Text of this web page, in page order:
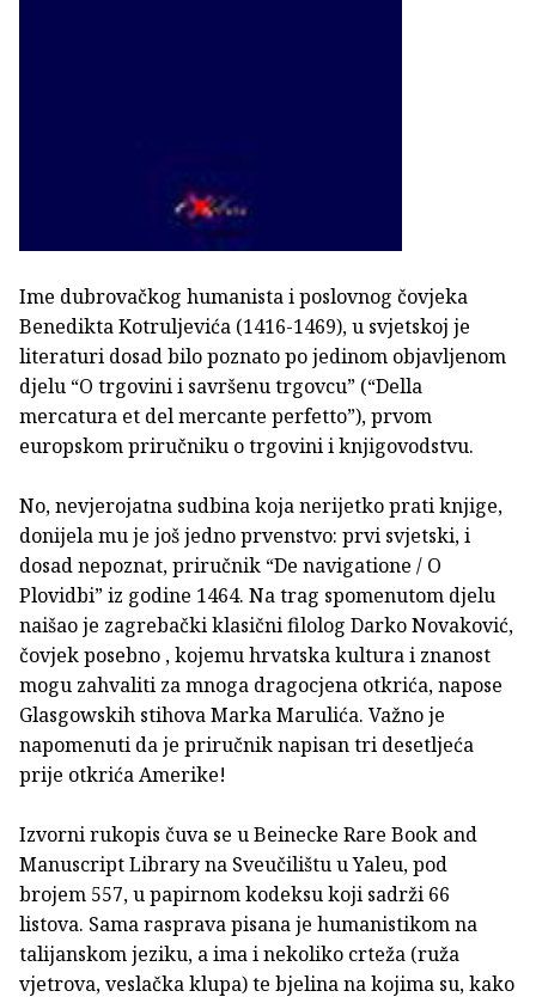
Ime dubrovačkog humanista i poslovnog čovjeka
Benedikta Kotruljevića (1416-1469), u svjetskoj je
literaturi dosad bilo poznato po jedinom objavljenom
djelu “O trgovini i savršenu trgovcu” (“Della
mercatura et del mercante perfetto”), prvom
europskom priručniku o trgovini i knjigovodstvu.
No, nevjerojatna sudbina koja nerijetko prati knjige,
donijela mu je još jedno prvenstvo: prvi svjetski, i
dosad nepoznat, priručnik “De navigatione / O
Plovidbi” iz godine 1464. Na trag spomenutom djelu
naišao je zagrebački klasični filolog Darko Novaković,
čovjek posebno , kojemu hrvatska kultura i znanost
mogu zahvaliti za mnoga dragocjena otkrića, napose
Glasgowskih stihova Marka Marulića. Važno je
napomenuti da je priručnik napisan tri desetljeća
prije otkrića Amerike!
Izvorni rukopis čuva se u Beinecke Rare Book and
Manuscript Library na Sveučilištu u Yaleu, pod
brojem 557, u papirnom kodeksu koji sadrži 66
listova. Sama rasprava pisana je humanistikom na
talijanskom jeziku, a ima i nekoliko crteža (ruža
vjetrova, veslačka klupa) te bjelina na kojima su, kako